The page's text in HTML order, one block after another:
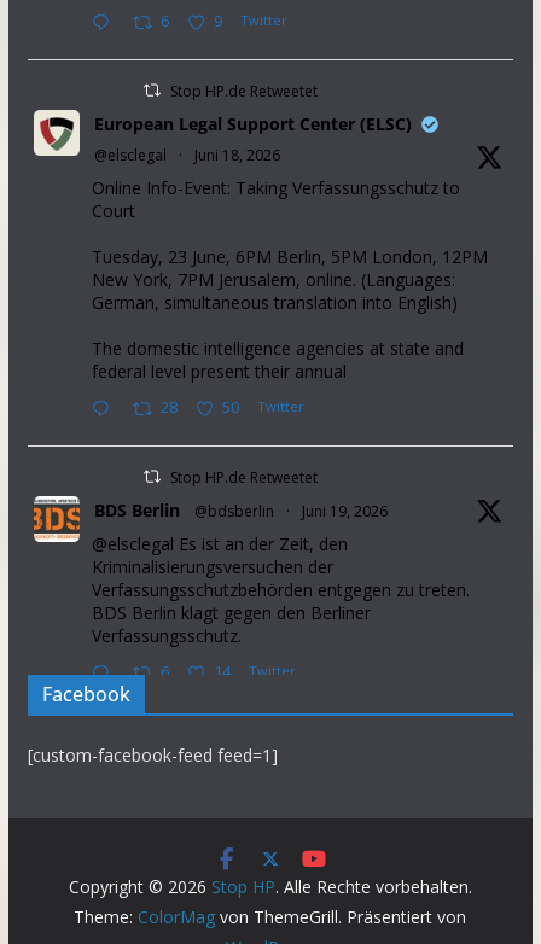
6 9 Twitter
Stop HP.de Retweetet
European Legal Support Center (ELSC)
@elsclegal · Juni 18, 2026
Online Info-Event: Taking Verfassungsschutz to
Court
Tuesday, 23 June, 6PM Berlin, 5PM London, 12PM
New York, 7PM Jerusalem, online. (Languages:
German, simultaneous translation into English)
The domestic intelligence agencies at state and
federal level present their annual
28 50 Twitter
Stop HP.de Retweetet
BDS Berlin @bdsberlin · Juni 19, 2026
@elsclegal Es ist an der Zeit, den
Kriminalisierungsversuchen der
Verfassungsschutzbehörden entgegen zu treten.
BDS Berlin klagt gegen den Berliner
Verfassungsschutz.
6 14 Twitter
37 aid organisations from operating in the Occupied
Palestinian Territory. This will further intensify
suffering in the Gaza Strip.
Demand the gov introduce sanctions on Israel NOW.
Facebook
[custom-facebook-feed feed=1]
Copyright © 2026 Stop HP. Alle Rechte vorbehalten.
Theme: ColorMag von ThemeGrill. Präsentiert von